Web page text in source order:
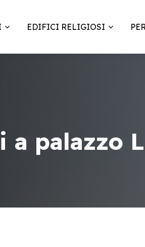
EDIFICI RELIGIOSI
a palazzo